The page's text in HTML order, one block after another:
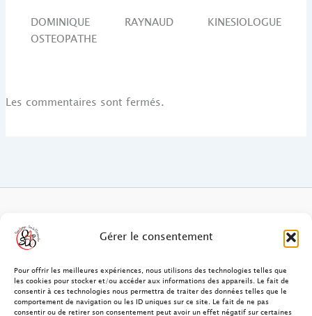
Gérer le consentement
Pour offrir les meilleures expériences, nous utilisons des technologies telles que
les cookies pour stocker et/ou accéder aux informations des appareils. Le fait de
consentir à ces technologies nous permettra de traiter des données telles que le
comportement de navigation ou les ID uniques sur ce site. Le fait de ne pas
consentir ou de retirer son consentement peut avoir un effet négatif sur certaines
DOMINIQUE RAYNAUD KINESIOLOGUE
OSTEOPATHE
Les commentaires sont fermés.
Contact